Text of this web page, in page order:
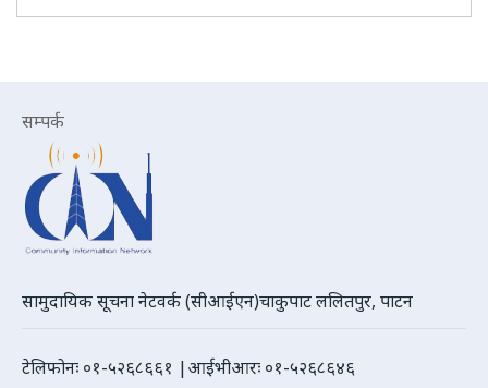
सम्पर्क
सामुदायिक सूचना नेटवर्क (सीआईएन)चाकुपाट ललितपुर, पाटन
टेलिफोनः ०१-५२६८६६१ |आईभीआरः ०१-५२६८६४६